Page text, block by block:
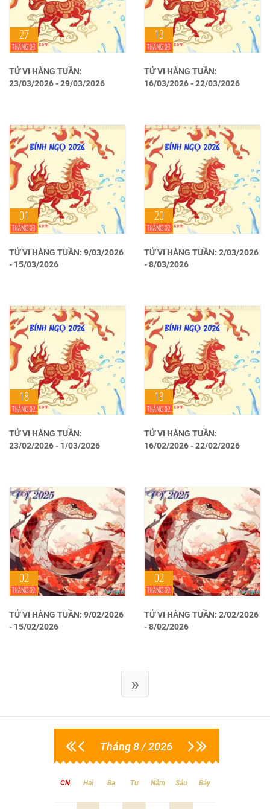
27
THÁNG 03
TỬ VI HÀNG TUẦN:
23/03/2026 - 29/03/2026
13
THÁNG 03
TỬ VI HÀNG TUẦN:
16/03/2026 - 22/03/2026
01
THÁNG 03
TỬ VI HÀNG TUẦN: 9/03/2026
- 15/03/2026
20
THÁNG 02
TỬ VI HÀNG TUẦN: 2/03/2026
- 8/03/2026
18
THÁNG 02
TỬ VI HÀNG TUẦN:
23/02/2026 - 1/03/2026
13
THÁNG 02
TỬ VI HÀNG TUẦN:
16/02/2026 - 22/02/2026
02
THÁNG 02
TỬ VI HÀNG TUẦN: 9/02/2026
- 15/02/2026
02
THÁNG 02
TỬ VI HÀNG TUẦN: 2/02/2026
- 8/02/2026
»
Tháng 8 / 2026
CN Hai Ba Tư Năm Sáu Bảy